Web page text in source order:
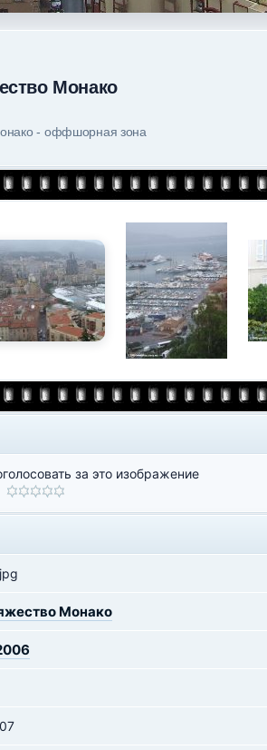
Монако
- оффшорная зона
за это изображение
Монако